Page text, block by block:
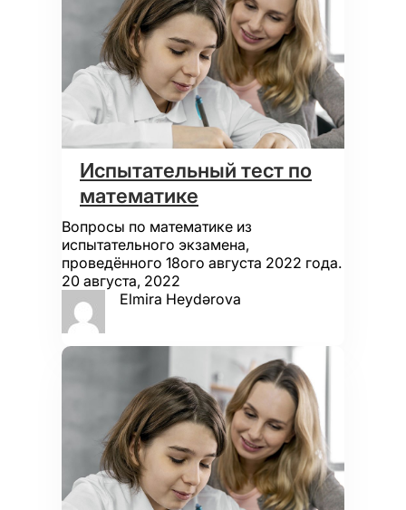
Испытательный тест по
математике
Вопросы по математике из
испытательного экзамена,
проведённого 18ого августа 2022 года.
20 августа, 2022
Elmira Heydərova